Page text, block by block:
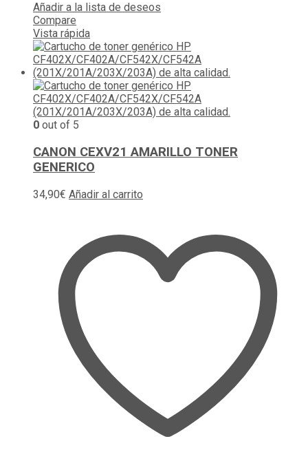
Añadir a la lista de deseos
Compare
Vista rápida
0 out of 5
CANON CEXV21 AMARILLO TONER
GENERICO
34,90€ Añadir al carrito